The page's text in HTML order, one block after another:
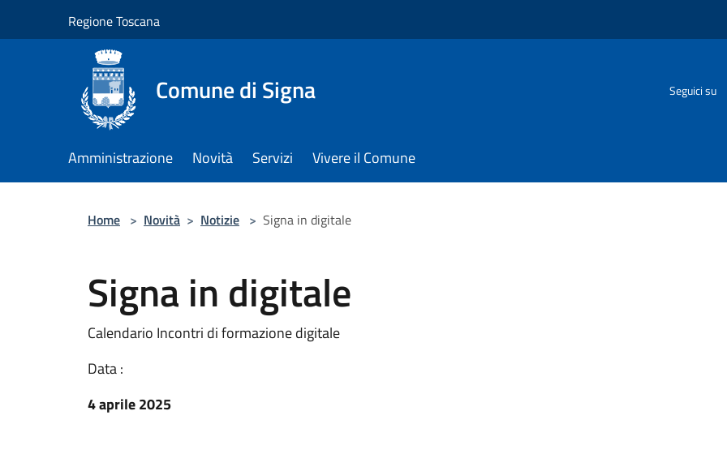
Regione Toscana
Comune di Signa Seguici su
Amministrazione Novità Servizi Vivere il Comune
Home > Novità > Notizie > Signa in digitale
Signa in digitale
Calendario Incontri di formazione digitale
Data :
4 aprile 2025